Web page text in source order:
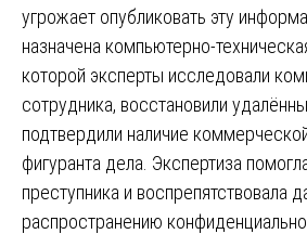
угрожает опубликовать эту
назначена компьютерно-
которой эксперты исследовали
сотрудника, восстановили
подтвердили наличие
фигуранта дела. Экспертиза
преступника и воспрепятствовала
распространению